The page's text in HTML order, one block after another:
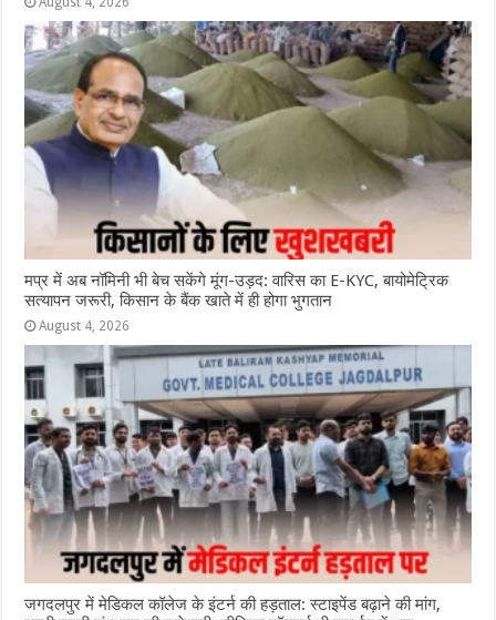
मप्र में अब नॉमिनी भी बेच सकेंगे मूंग-उड़द: वारिस का E-KYC, बायोमेट्रिक
सत्यापन जरूरी, किसान के बैंक खाते में ही होगा भुगतान
August 4, 2026
जगदलपुर में मेडिकल कॉलेज के इंटर्न की हड़ताल: स्टाइपेंड बढ़ाने की मांग,